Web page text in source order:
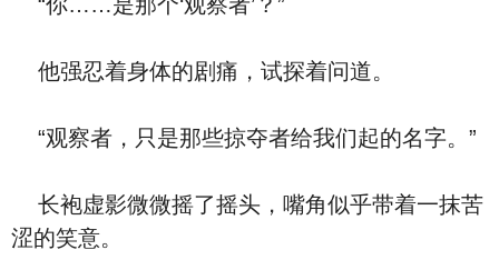
他强忍着身体的剧痛，试探着问道。
“观察者，只是那些掠夺者给我们起的名字。”
长袍虚影微微摇了摇头，嘴角似乎带着一抹苦
涩的笑意。